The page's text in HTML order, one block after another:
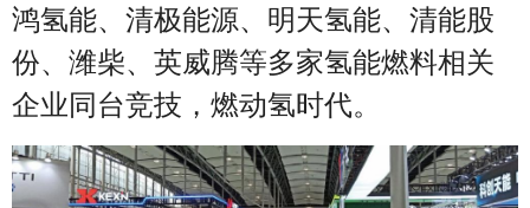
鸿氢能、清极能源、明天氢能、清能股
份、潍柴、英威腾等多家氢能燃料相关
企业同台竞技，燃动氢时代。